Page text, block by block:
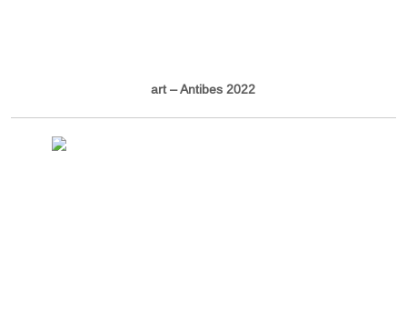
art – Antibes 2022